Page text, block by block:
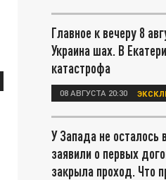
Главное к вечеру 8
Украина шах. В
катастрофа
08 АВГУСТА 20:30
У Запада не
заявили о первых
закрыла проход. Что